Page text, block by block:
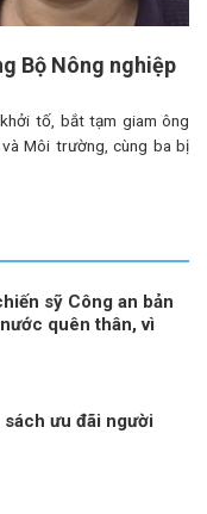
Bộ Nông nghiệp
tố, bắt tạm giam ông
Môi trường, cùng ba bị
sỹ Công an bản
quên thân, vì
ưu đãi người